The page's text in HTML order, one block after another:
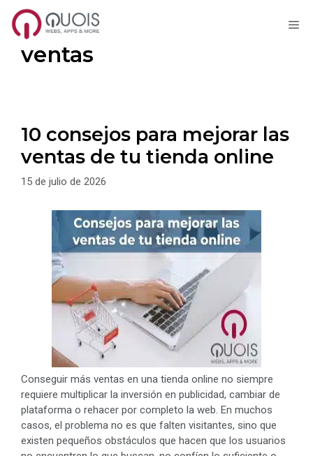
Saltarventas
10 consejos para mejorar las
ventas de tu tienda online
15 de julio de 2026
Conseguir más ventas en una tienda online no siempre
requiere multiplicar la inversión en publicidad, cambiar de
plataforma o rehacer por completo la web. En muchos
casos, el problema no es que falten visitantes, sino que
existen pequeños obstáculos que hacen que los usuarios